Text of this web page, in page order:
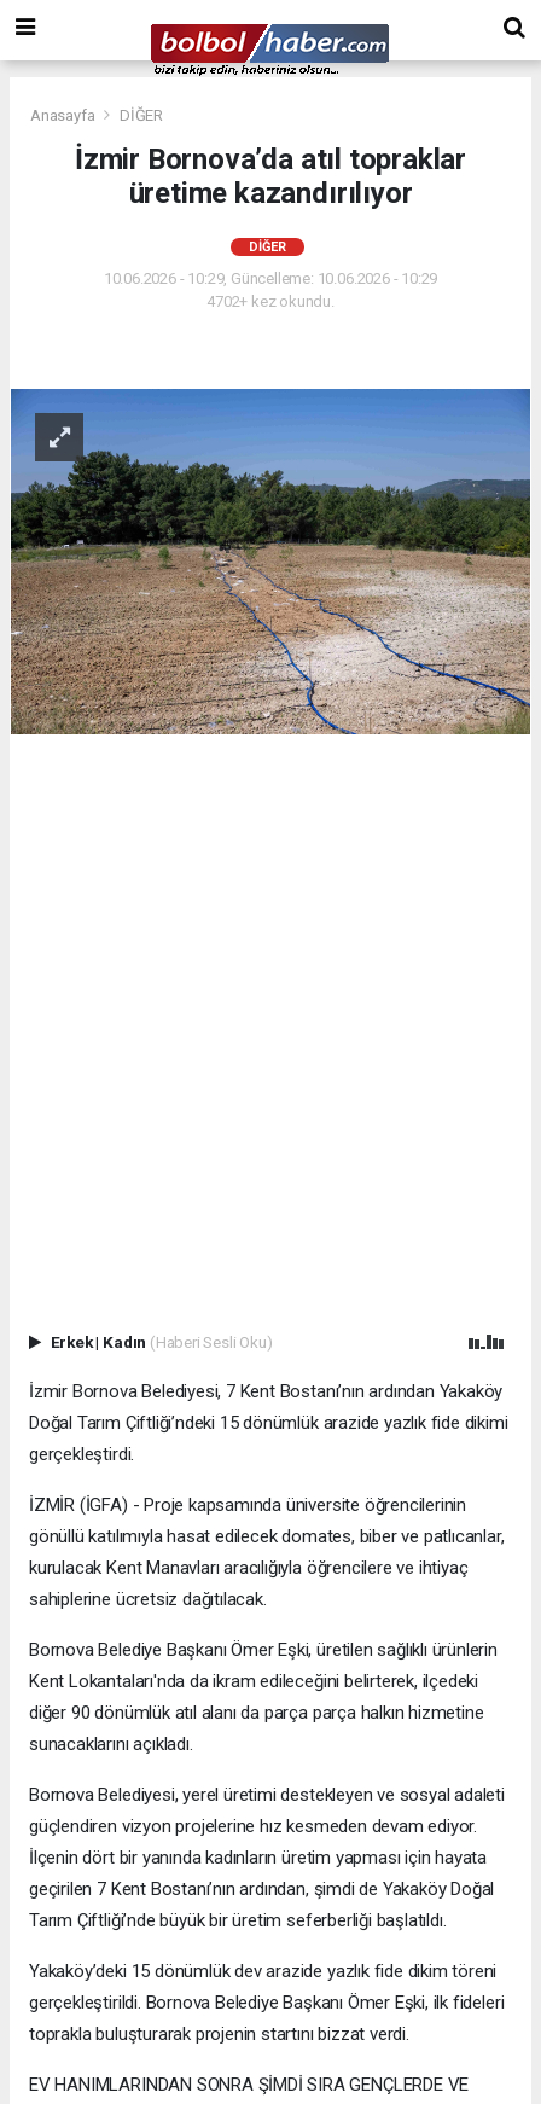
Anasayfa DİĞER
İzmir Bornova’da atıl topraklar
üretime kazandırılıyor
DİĞER
10.06.2026 - 10:29, Güncelleme: 10.06.2026 - 10:29
4702+ kez okundu.
Erkek| Kadın (Haberi Sesli Oku)
İzmir Bornova Belediyesi, 7 Kent Bostanı’nın ardından Yakaköy
Doğal Tarım Çiftliği’ndeki 15 dönümlük arazide yazlık fide dikimi
gerçekleştirdi.
İZMİR (İGFA) - Proje kapsamında üniversite öğrencilerinin
gönüllü katılımıyla hasat edilecek domates, biber ve patlıcanlar,
kurulacak Kent Manavları aracılığıyla öğrencilere ve ihtiyaç
sahiplerine ücretsiz dağıtılacak.
Bornova Belediye Başkanı Ömer Eşki, üretilen sağlıklı ürünlerin
Kent Lokantaları'nda da ikram edileceğini belirterek, ilçedeki
diğer 90 dönümlük atıl alanı da parça parça halkın hizmetine
sunacaklarını açıkladı.
Bornova Belediyesi, yerel üretimi destekleyen ve sosyal adaleti
güçlendiren vizyon projelerine hız kesmeden devam ediyor.
İlçenin dört bir yanında kadınların üretim yapması için hayata
geçirilen 7 Kent Bostanı’nın ardından, şimdi de Yakaköy Doğal
Tarım Çiftliği’nde büyük bir üretim seferberliği başlatıldı.
Yakaköy’deki 15 dönümlük dev arazide yazlık fide dikim töreni
gerçekleştirildi. Bornova Belediye Başkanı Ömer Eşki, ilk fideleri
toprakla buluşturarak projenin startını bizzat verdi.
EV HANIMLARINDAN SONRA ŞİMDİ SIRA GENÇLERDE VE